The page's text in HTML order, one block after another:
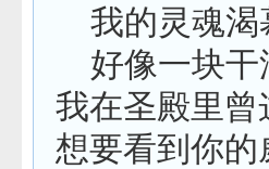
我的灵魂
好像一块
我在圣殿里
想要看到你